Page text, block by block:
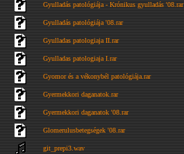
Gyulladás patológiája - Krónikus gyulladás '08.rar
Gyulladás patológiája '08.rar
Gyulladas patologiaja II.rar
Gyulladas patologiaja I.rar
Gyomor és a vékonybél patológiája.rar
Gyermekkori daganatok.rar
Gyermekkori daganatok '08.rar
Glomerulusbetegségek '08.rar
git_prepi3.wav